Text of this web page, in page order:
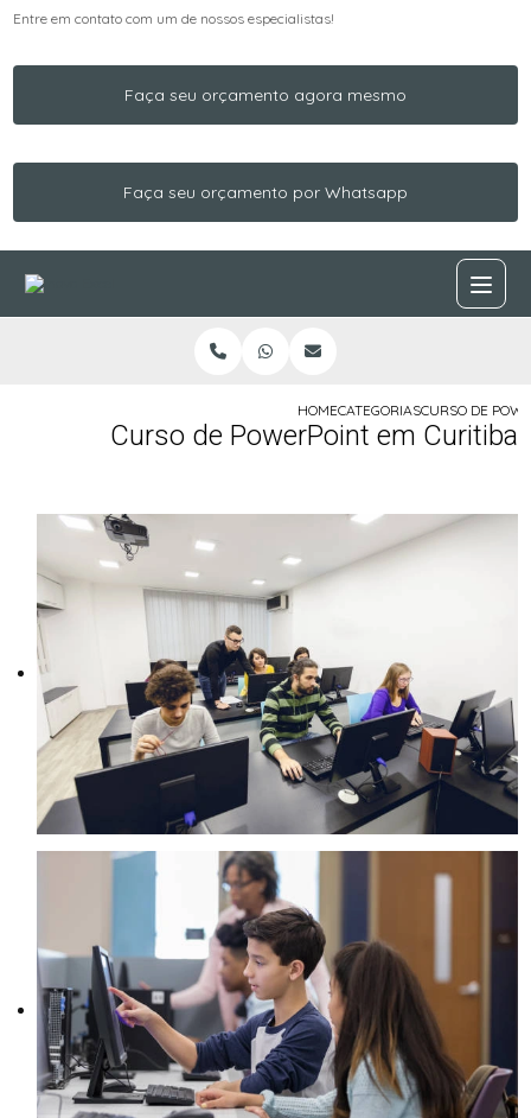
Entre em contato com um de nossos especialistas!
Faça seu orçamento agora mesmo
Faça seu orçamento por Whatsapp
HOMECATEGORIASCURSO DE
Curso de PowerPoint em Curitiba